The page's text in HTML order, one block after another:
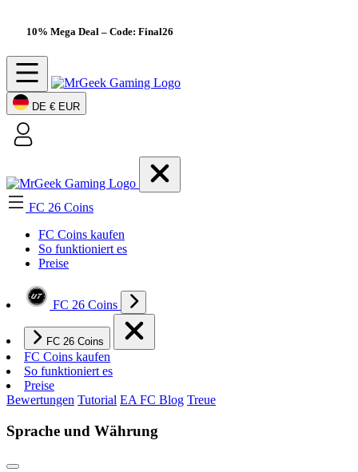
10% Mega Deal – Code: Final26
DE € EUR
FC 26 Coins
FC Coins kaufen
So funktioniert es
Preise
FC 26 Coins
FC 26 Coins
FC Coins kaufen
So funktioniert es
Preise
Bewertungen Tutorial EA FC Blog Treue
Sprache und Währung